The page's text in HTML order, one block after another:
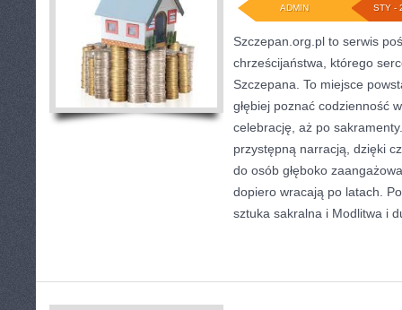
STY -
ADMIN
Szczepan.org.pl to serwis
chrześcijaństwa, którego
Szczepana. To miejsce
głębiej poznać codzienność
celebrację, aż po
przystępną narracją, dzięki
do osób głęboko
dopiero wracają po latach.
sztuka sakralna i Modlitwa i